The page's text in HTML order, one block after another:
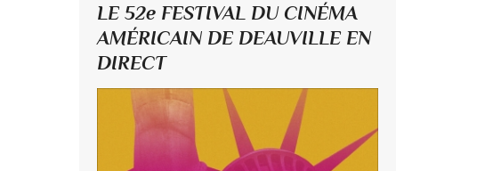
LE 52e FESTIVAL DU CINÉMA
AMÉRICAIN DE DEAUVILLE EN
DIRECT